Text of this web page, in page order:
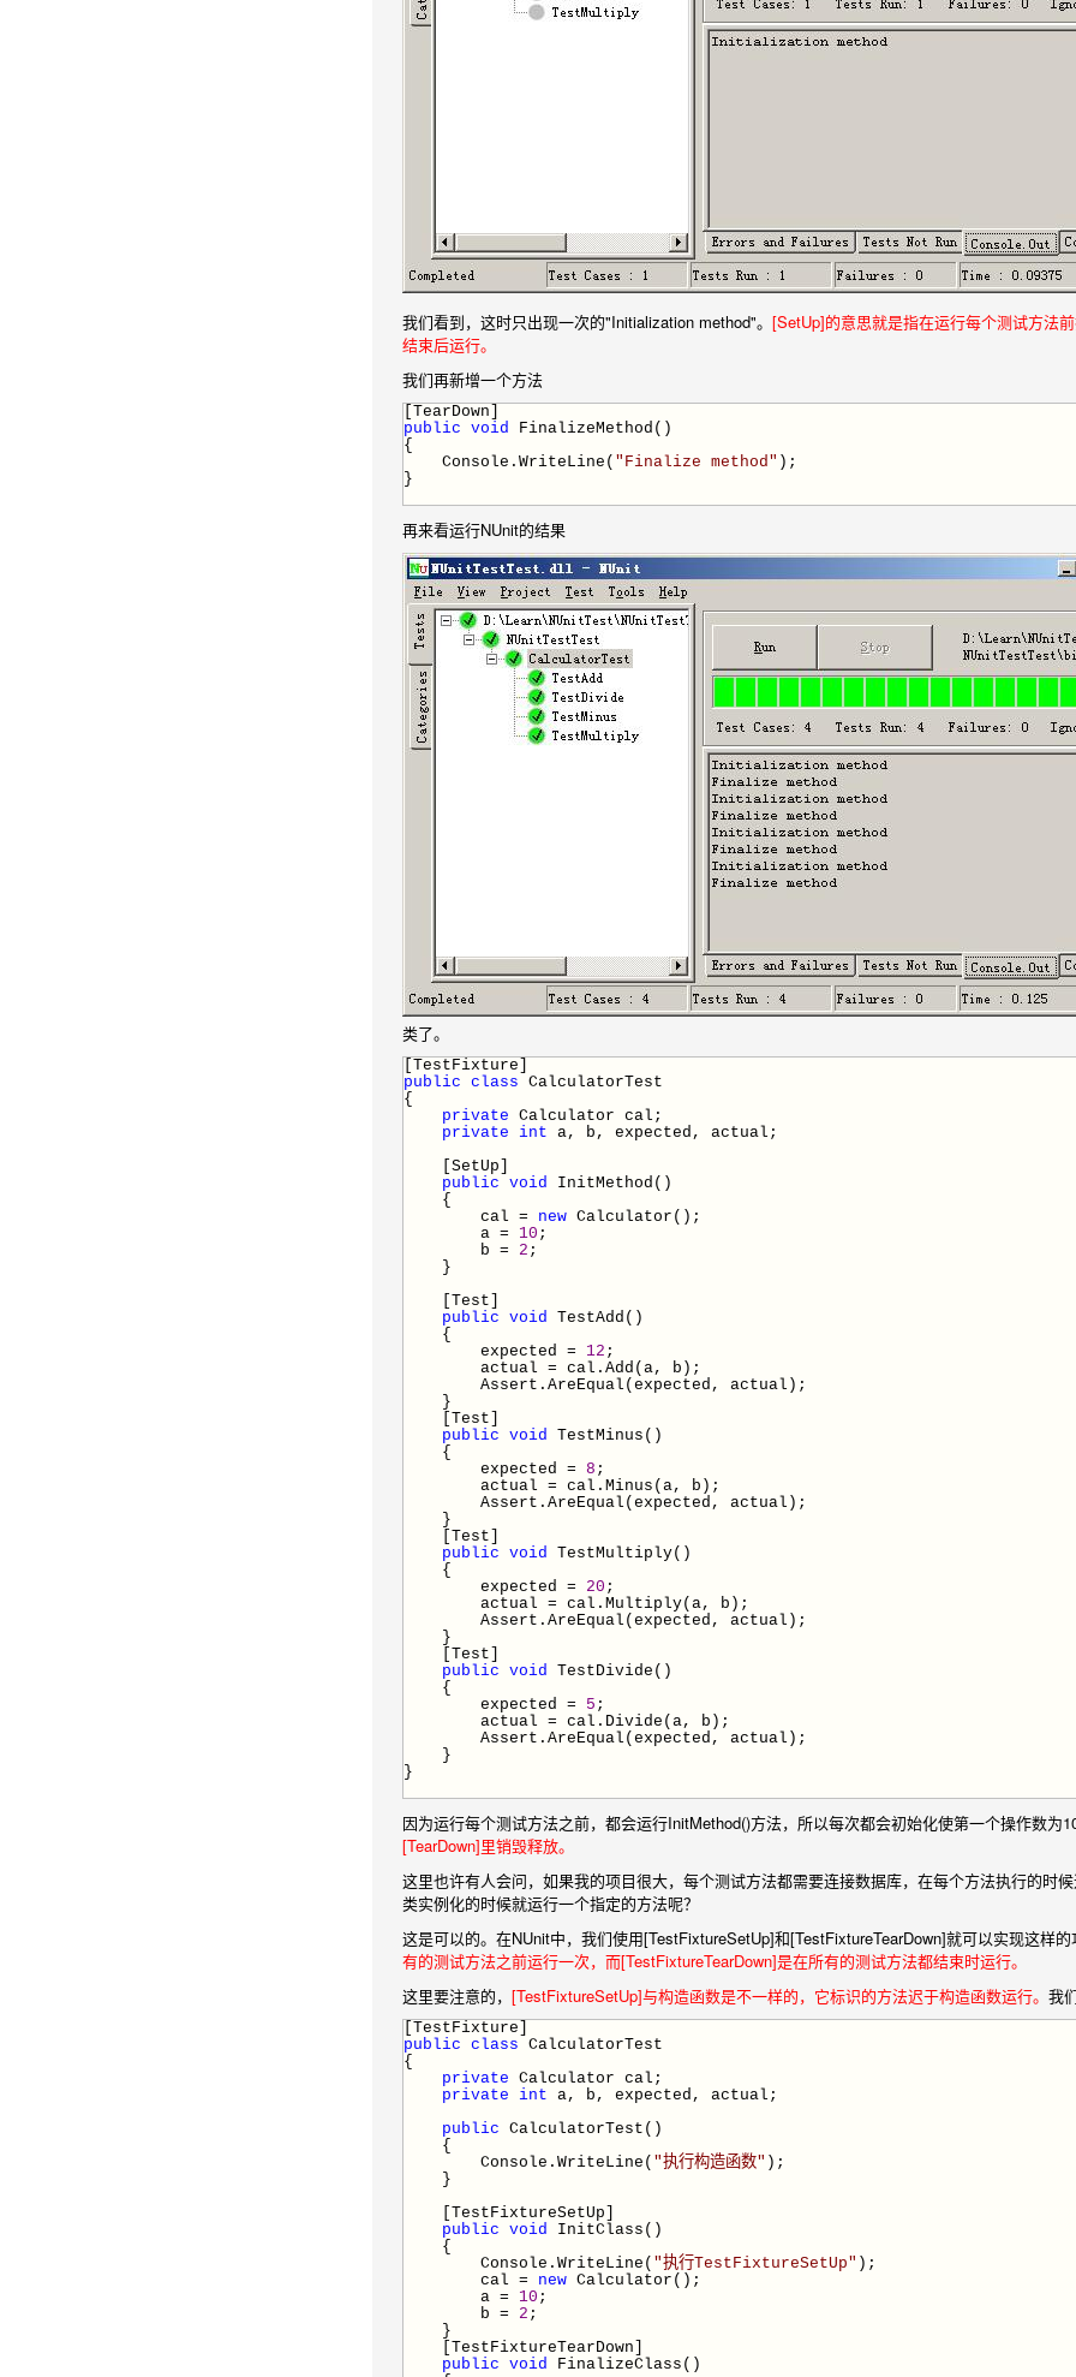
我们看到，这时只出现一次的"Initialization method"。 [SetUp]的意思就是指在运行每个测试方法
结束后运行。
我们再新增一个方法
[TearDown]
public void FinalizeMethod()
{
Console.WriteLine( " Finalize method" );
}
再来看运行NUnit的结果
类了。
[TestFixture]
public class CalculatorTest
{
private Calculator cal;
private
int a, b, expected, actual;
[SetUp]
public void InitMethod()
{
cal = new Calculator();
a = 10 ;
b = 2 ;
}
[Test]
public void TestAdd()
{
expected = 12 ;
actual = cal.Add(a, b);
Assert.AreEqual(expected, actual);
}
[Test]
public void TestMinus()
{
expected = 8 ;
actual = cal.Minus(a, b);
Assert.AreEqual(expected, actual);
}
[Test]
public void TestMultiply()
{
expected = 20 ;
actual = cal.Multiply(a, b);
Assert.AreEqual(expected, actual);
}
[Test]
public void TestDivide()
{
expected = 5 ;
actual = cal.Divide(a, b);
Assert.AreEqual(expected, actual);
}
}
因为运行每个测试方法之前，都会运行InitMethod()方法，所以每次都会初始化使第一个操作数为
[TearDown]里销毁释放。
这里也许有人会问，如果我的项目很大，每个测试方法都需要连接数据库，在每个方法执行的时
类实例化的时候就运行一个指定的方法呢？
这是可以的。在NUnit中，我们使用[TestFixtureSetUp]和[TestFixtureTearDown]就可以实现这样的
有的测试方法之前运行一次，而[TestFixtureTearDown]是在所有的测试方法都结束时运行。
这里要注意的， [TestFixtureSetUp]与构造函数是不一样的，它标识的方法迟于构造函数运行。 我
[TestFixture]
public class CalculatorTest
{
private Calculator cal;
private
int a, b, expected, actual;
public CalculatorTest()
{
Console.WriteLine( "执行构造函数" );
}
[TestFixtureSetUp]
public void InitClass()
{
Console.WriteLine( "执行TestFixtureSetUp" );
cal = new Calculator();
a = 10 ;
b = 2 ;
}
[TestFixtureTearDown]
public void FinalizeClass()